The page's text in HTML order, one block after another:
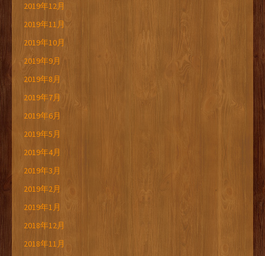
2019年12月
2019年11月
2019年10月
2019年9月
2019年8月
2019年7月
2019年6月
2019年5月
2019年4月
2019年3月
2019年2月
2019年1月
2018年12月
2018年11月